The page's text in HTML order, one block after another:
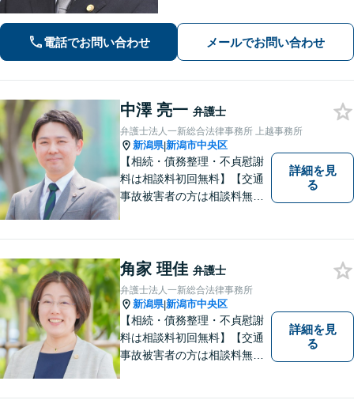
電話でお問い合わせ メールでお問い合わせ
中澤 亮一 弁護士
弁護士法人一新総合法律事務所 上越事務所
新潟県|新潟市中央区
【相続・債務整理・不貞慰謝
料は相談料初回無料】【交通
事故被害者の方は相談料無料
思っています。
詳細を見
る
角家 理佳 弁護士
弁護士法人一新総合法律事務所
新潟県|新潟市中央区
【相続・債務整理・不貞慰謝
料は相談料初回無料】【交通
事故被害者の方は相談料無料
詳細を見
る